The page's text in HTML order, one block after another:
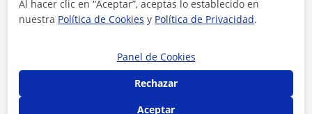
Seguridad
Contacta con los profesores mediante nuestra
mensajería
Al hacer clic en “Aceptar”, aceptas lo establecido en
nuestra Política de Cookies y Política de Privacidad.
Panel de Cookies
Rechazar
Aceptar